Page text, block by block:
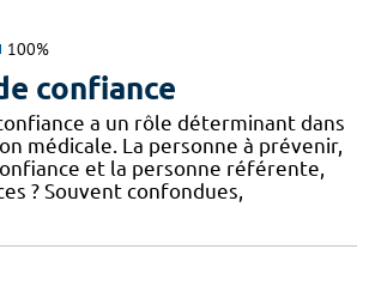
100%
confiance
a un rôle déterminant dans
médicale. La personne à prévenir,
et la personne référente,
? Souvent confondues,